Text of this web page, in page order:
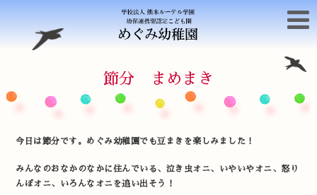
節分 まめまき
今日は節分です。めぐみ幼稚園でも豆まきを楽しみました！
みんなのおなかのなかに住んでいる、泣き虫オニ、いやいやオニ、怒り
んぼオニ、いろんなオニを追い出そう！